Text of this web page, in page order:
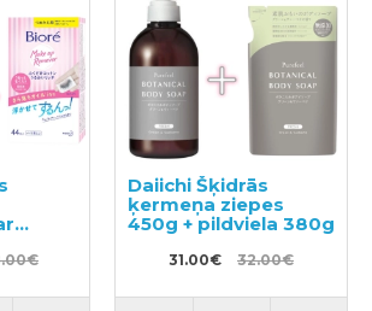
Daiichi Šķidrās
ķermeņa ziepes
450g + pildviela 380g
31.00€ 32.00€